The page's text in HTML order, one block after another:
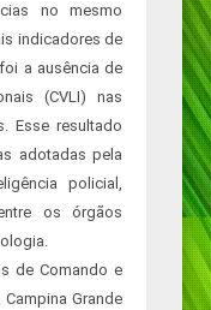
no mesmo
indicadores de
a ausência de
(CVLI) nas
Esse resultado
adotadas pela
policial,
os órgãos
de Comando e
Grande